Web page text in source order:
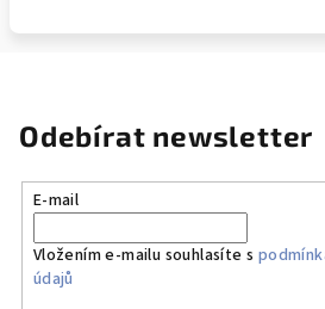
Odebírat newsletter
E-mail
Vložením e-mailu souhlasíte s
údajů